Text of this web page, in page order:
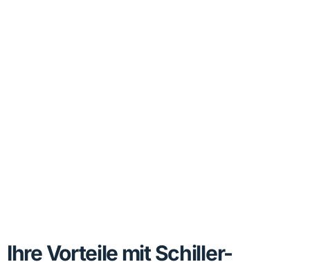
Ihre Vorteile mit Schiller-